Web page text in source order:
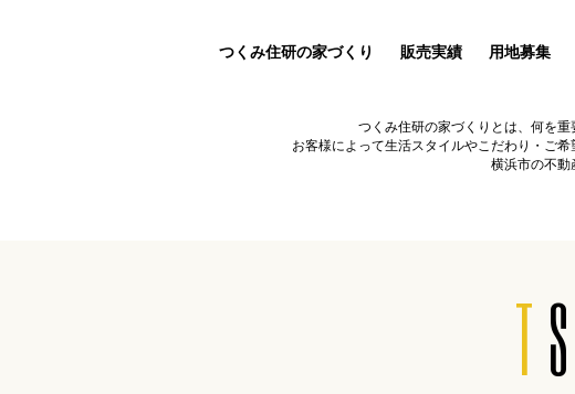
つくみ住研の家づくり 販売実績 用地募集
つくみ住研の家づくりとは、何を
お客様によって生活スタイルやこだわり・ご
横浜市の不動
T